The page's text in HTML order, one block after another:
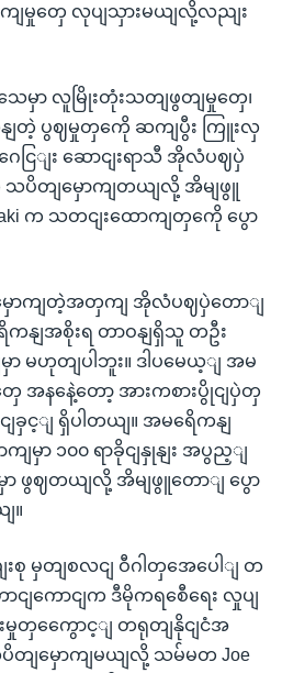
ျမှုတှေ လုပျသှားမယျလို့လညျး
သေမှာ လူမြိုးတုံးသတျဖွတျမှုတှေ၊
ျတဲ့ ပွဈမှုတှကေို ဆကျပွီး ကြူးလှ
ငြျး ဆောငျးရာသီ အိုလံပဈပှဲ
သပိတျမှောကျတယျလို့ အိမျဖွူ
က သတငျးထောကျတှကေို ပွော
ောကျတဲ့အတှကျ အိုလံပဈပှဲတောျ
နျအစိုးရ တာဝနျရှိသူ တဦး
မဟုတျပါဘူး။ ဒါပမေယ့ျ အမ
ေ အနနေဲ့တော့ အားကစားပွိုငျပှဲတှ
ငျခှင့ျ ရှိပါတယျ။ အမရေိကနျ
ျမှာ ၁၀၀ ရာခိုငျနှုနျး အပွည့ျ
ော ဖွဈတယျလို့ အိမျဖွူတောျ ပွော
။
စု မှတျစလငျ ဝီဂါတှအေပေါျ တ
ငျကောငျက ဒီမိုကရစေီရေး လှုပျ
းမှုတှကွေောင့ျ တရုတျနိုငျငံအ
တျမှောကျမယျလို့ သမ်မတ Joe